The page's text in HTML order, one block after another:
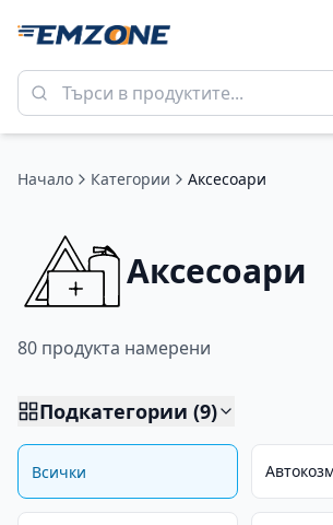
Начало Категории Аксесоари
Аксесоари
80 продукта намерени
Подкатегории (9)
Всички